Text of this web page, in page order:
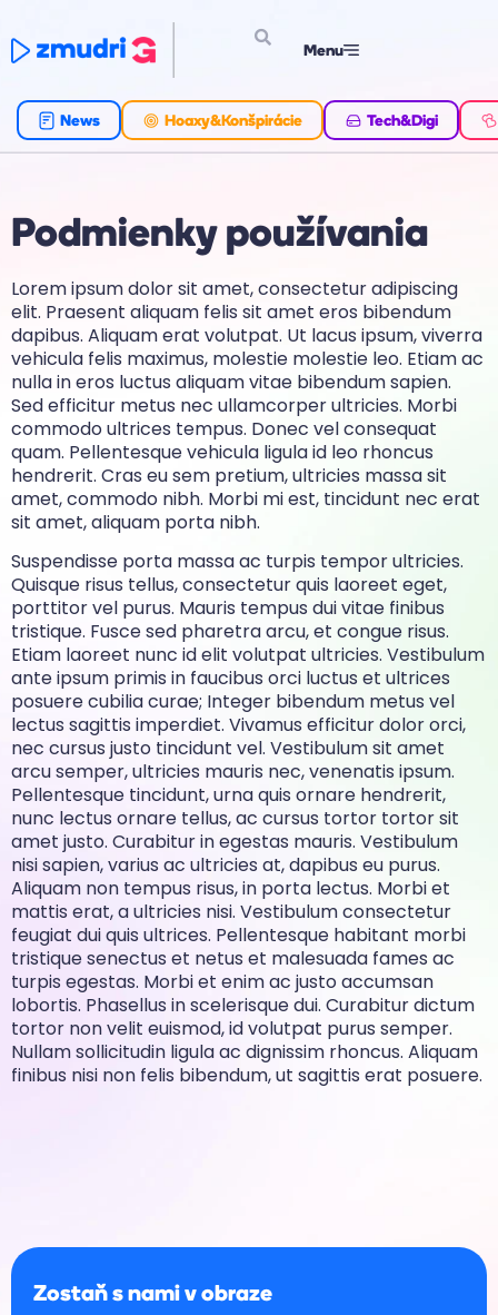
Menu
News Hoaxy&Konšpirácie Tech&Digi
Podmienky používania
Lorem ipsum dolor sit amet, consectetur adipiscing
elit. Praesent aliquam felis sit amet eros bibendum
dapibus. Aliquam erat volutpat. Ut lacus ipsum, viverra
vehicula felis maximus, molestie molestie leo. Etiam ac
nulla in eros luctus aliquam vitae bibendum sapien.
Sed efficitur metus nec ullamcorper ultricies. Morbi
commodo ultrices tempus. Donec vel consequat
quam. Pellentesque vehicula ligula id leo rhoncus
hendrerit. Cras eu sem pretium, ultricies massa sit
amet, commodo nibh. Morbi mi est, tincidunt nec erat
sit amet, aliquam porta nibh.
Suspendisse porta massa ac turpis tempor ultricies.
Quisque risus tellus, consectetur quis laoreet eget,
porttitor vel purus. Mauris tempus dui vitae finibus
tristique. Fusce sed pharetra arcu, et congue risus.
Etiam laoreet nunc id elit volutpat ultricies. Vestibulum
ante ipsum primis in faucibus orci luctus et ultrices
posuere cubilia curae; Integer bibendum metus vel
lectus sagittis imperdiet. Vivamus efficitur dolor orci,
nec cursus justo tincidunt vel. Vestibulum sit amet
arcu semper, ultricies mauris nec, venenatis ipsum.
Pellentesque tincidunt, urna quis ornare hendrerit,
nunc lectus ornare tellus, ac cursus tortor tortor sit
amet justo. Curabitur in egestas mauris. Vestibulum
nisi sapien, varius ac ultricies at, dapibus eu purus.
Aliquam non tempus risus, in porta lectus. Morbi et
mattis erat, a ultricies nisi. Vestibulum consectetur
feugiat dui quis ultrices. Pellentesque habitant morbi
tristique senectus et netus et malesuada fames ac
turpis egestas. Morbi et enim ac justo accumsan
lobortis. Phasellus in scelerisque dui. Curabitur dictum
tortor non velit euismod, id volutpat purus semper.
Nullam sollicitudin ligula ac dignissim rhoncus. Aliquam
finibus nisi non felis bibendum, ut sagittis erat posuere.
Zostaň s nami v obraze